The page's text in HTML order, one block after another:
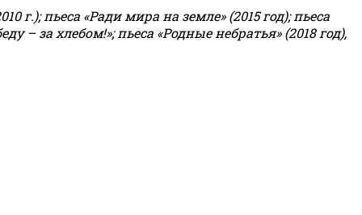
г.); пьеса «Ради мира на земле» (2015 год); пьеса
– за хлебом!»;пьеса «Родные небратья» (2018 год),